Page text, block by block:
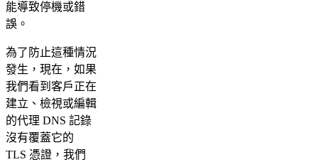
能導致停機或錯
誤。
為了防止這種情況
發生，現在，如果
我們看到客戶正在
建立、檢視或編輯
的代理 DNS 記錄
沒有覆蓋它的
TLS 憑證，我們